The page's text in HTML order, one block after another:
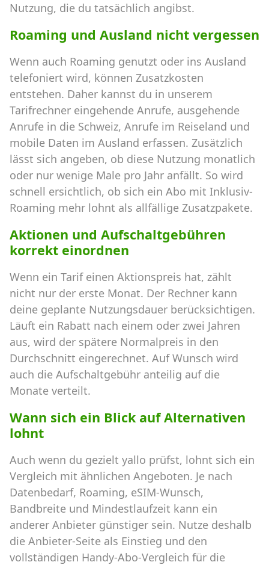
Nutzung, die du tatsächlich angibst.
Roaming und Ausland nicht vergessen
Wenn auch Roaming genutzt oder ins Ausland
telefoniert wird, können Zusatzkosten
entstehen. Daher kannst du in unserem
Tarifrechner eingehende Anrufe, ausgehende
Anrufe in die Schweiz, Anrufe im Reiseland und
mobile Daten im Ausland erfassen. Zusätzlich
lässt sich angeben, ob diese Nutzung monatlich
oder nur wenige Male pro Jahr anfällt. So wird
schnell ersichtlich, ob sich ein Abo mit Inklusiv-
Roaming mehr lohnt als allfällige Zusatzpakete.
Aktionen und Aufschaltgebühren
korrekt einordnen
Wenn ein Tarif einen Aktionspreis hat, zählt
nicht nur der erste Monat. Der Rechner kann
deine geplante Nutzungsdauer berücksichtigen.
Läuft ein Rabatt nach einem oder zwei Jahren
aus, wird der spätere Normalpreis in den
Durchschnitt eingerechnet. Auf Wunsch wird
auch die Aufschaltgebühr anteilig auf die
Monate verteilt.
Wann sich ein Blick auf Alternativen
lohnt
Auch wenn du gezielt yallo prüfst, lohnt sich ein
Vergleich mit ähnlichen Angeboten. Je nach
Datenbedarf, Roaming, eSIM-Wunsch,
Bandbreite und Mindestlaufzeit kann ein
anderer Anbieter günstiger sein. Nutze deshalb
die Anbieter-Seite als Einstieg und den
vollständigen Handy-Abo-Vergleich für die